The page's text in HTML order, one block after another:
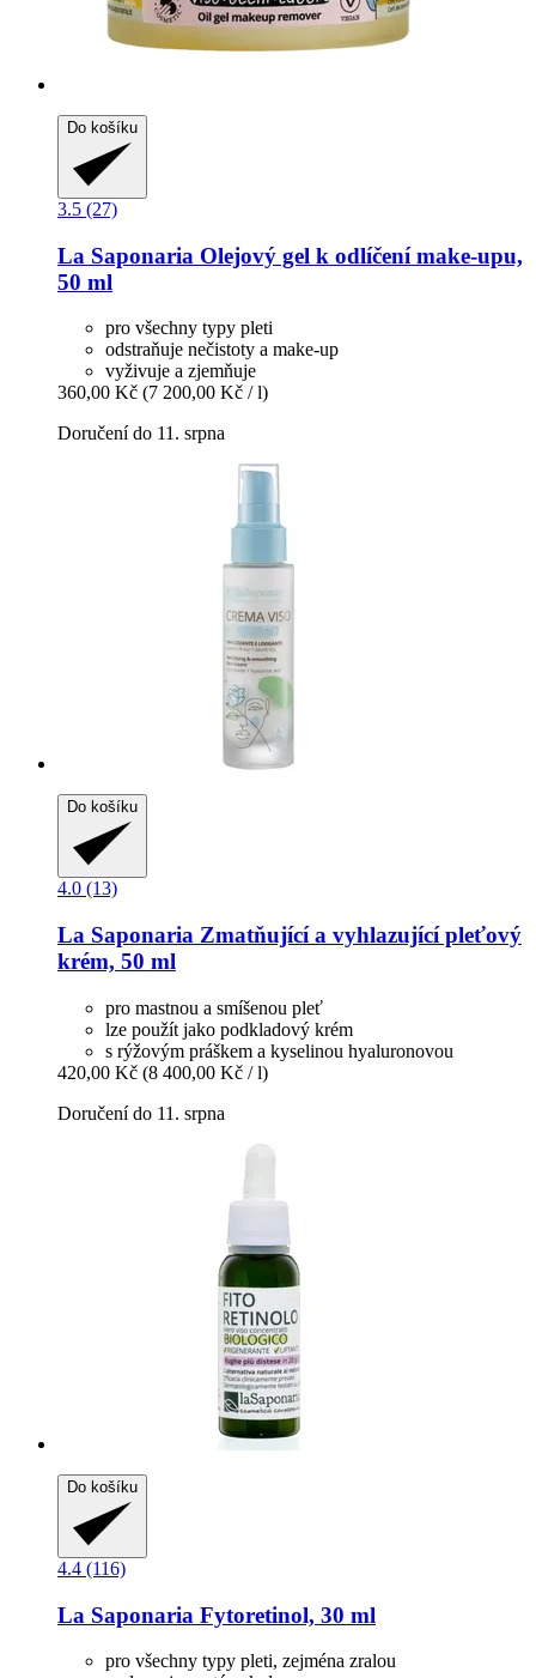
Do košíku
3.5 (27)
La Saponaria Olejový gel k odlíčení make-​upu,
50 ml
pro všechny typy pleti
odstraňuje nečistoty a make-up
vyživuje a zjemňuje
360,00 Kč (7 200,00 Kč / l)
Doručení do 11. srpna
Do košíku
4.0 (13)
La Saponaria Zmatňující a vyhlazující pleťový
krém, 50 ml
pro mastnou a smíšenou pleť
lze použít jako podkladový krém
s rýžovým práškem a kyselinou hyaluronovou
420,00 Kč (8 400,00 Kč / l)
Doručení do 11. srpna
Do košíku
4.4 (116)
La Saponaria Fytoretinol, 30 ml
pro všechny typy pleti, zejména zralou